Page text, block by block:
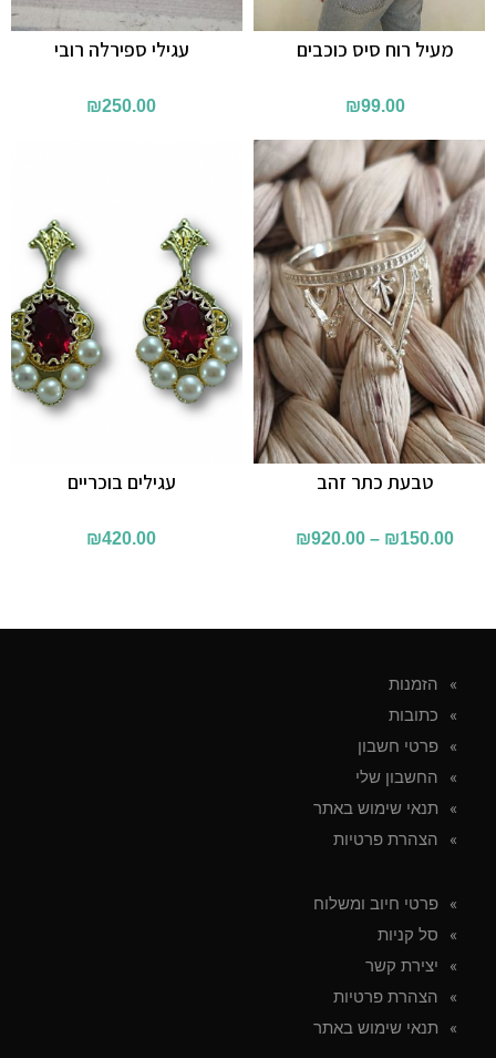
עגילי ספירלה רובי
₪250.00
מעיל רוח סיס כוכבים
₪99.00
עגילים בוכריים
₪420.00
טבעת כתר זהב
₪150.00
–
₪920.00
הזמנות
כתובות
פרטי חשבון
החשבון שלי
תנאי שימוש באתר
הצהרת פרטיות
פרטי חיוב ומשלוח
סל קניות
יצירת קשר
הצהרת פרטיות
תנאי שימוש באתר